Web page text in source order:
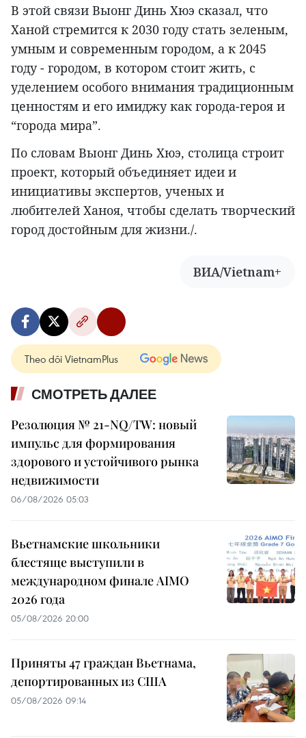
В этой связи Выонг Динь Хюэ сказал, что
Ханой стремится к 2030 году стать зеленым,
умным и современным городом, а к 2045
году - городом, в котором стоит жить, с
уделением особого внимания традиционным
ценностям и его имиджу как города-героя и
“города мира”.
По словам Выонг Динь Хюэ, столица строит
проект, который объединяет идеи и
инициативы экспертов, ученых и
любителей Ханоя, чтобы сделать творческий
город достойным для жизни./.
ВИА/Vietnam+
Theo dõi VietnamPlus
СМОТРЕТЬ ДАЛЕЕ
Резолюция № 21-NQ/TW: новый
импульс для формирования
здорового и устойчивого рынка
недвижимости
06/08/2026 05:03
Вьетнамские школьники
блестяще выступили в
международном финале AIMO
2026 года
05/08/2026 20:00
Приняты 47 граждан Вьетнама,
депортированных из США
05/08/2026 09:14